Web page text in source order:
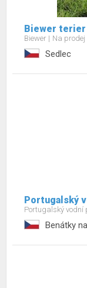
Biewer terier
Biewer Na prodej
Sedlec
Portugalský
Portugalský vodní
Benátky